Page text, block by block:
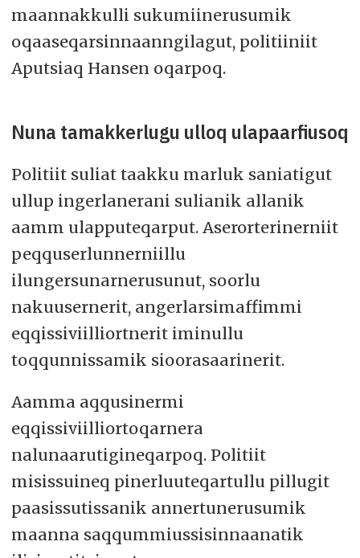
maannakkulli sukumiinerusumik
oqaaseqarsinnaanngilagut, politiiniit
Aputsiaq Hansen oqarpoq.
Nuna tamakkerlugu ulloq ulapaarfiusoq
Politiit suliat taakku marluk saniatigut
ullup ingerlanerani sulianik allanik
aamm ulapputeqarput. Aserorterinerniit
peqquserlunnerniillu
ilungersunarnerusunut, soorlu
nakuusernerit, angerlarsimaffimmi
eqqissiviilliortnerit iminullu
toqqunnissamik sioorasaarinerit.
Aamma aqqusinermi
eqqissiviilliortoqarnera
nalunaarutigineqarpoq. Politiit
misissuineq pinerluuteqartullu pillugit
paasissutissanik annertunerusumik
maanna saqqummiussisinnaanatik